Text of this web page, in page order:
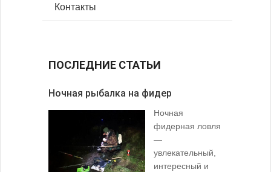
Контакты
ПОСЛЕДНИЕ СТАТЬИ
Ночная рыбалка на фидер
Ночная
фидерная ловля
—
увлекательный,
интересный и